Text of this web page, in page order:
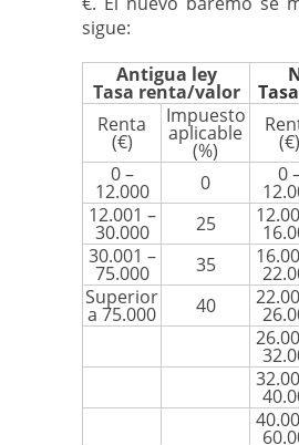
sigue:
Antigua ley
Tasa renta/valor
Renta
(€)
Impuesto
aplicable
(%) (€)
0 –
12.000 0 0
12.001 –
30.000 25
30.001 –
75.000 35
Superior
a 75.000 40